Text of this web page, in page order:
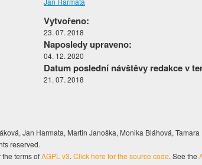
Vytvořeno:
23. 07. 2018
Naposledy upraveno:
04. 12. 2020
Datum poslední návštěvy redakce v
21. 07. 2018
Jan Harmata, Martin Janoška, Monika Bláhová,
reserved.
terms ofAGPL v3. Click here for the source code. See the